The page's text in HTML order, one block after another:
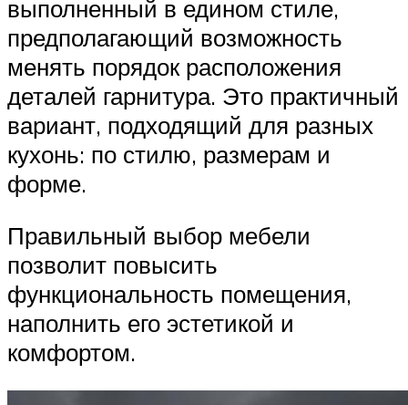
выполненный в едином стиле,
предполагающий возможность
менять порядок расположения
деталей гарнитура. Это практичный
вариант, подходящий для разных
кухонь: по стилю, размерам и
форме.
Правильный выбор мебели
позволит повысить
функциональность помещения,
наполнить его эстетикой и
комфортом.